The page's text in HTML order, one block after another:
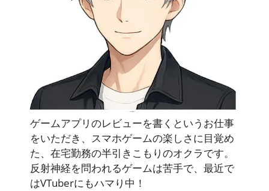
ゲームアプリのレビューを書くというお仕事
をいただき、スマホゲームの楽しさに目覚め
た、在宅勤務の半引きこもりのオクラです。
反射神経を問われるゲームは苦手で、最近で
はVTuberにもハマり中！